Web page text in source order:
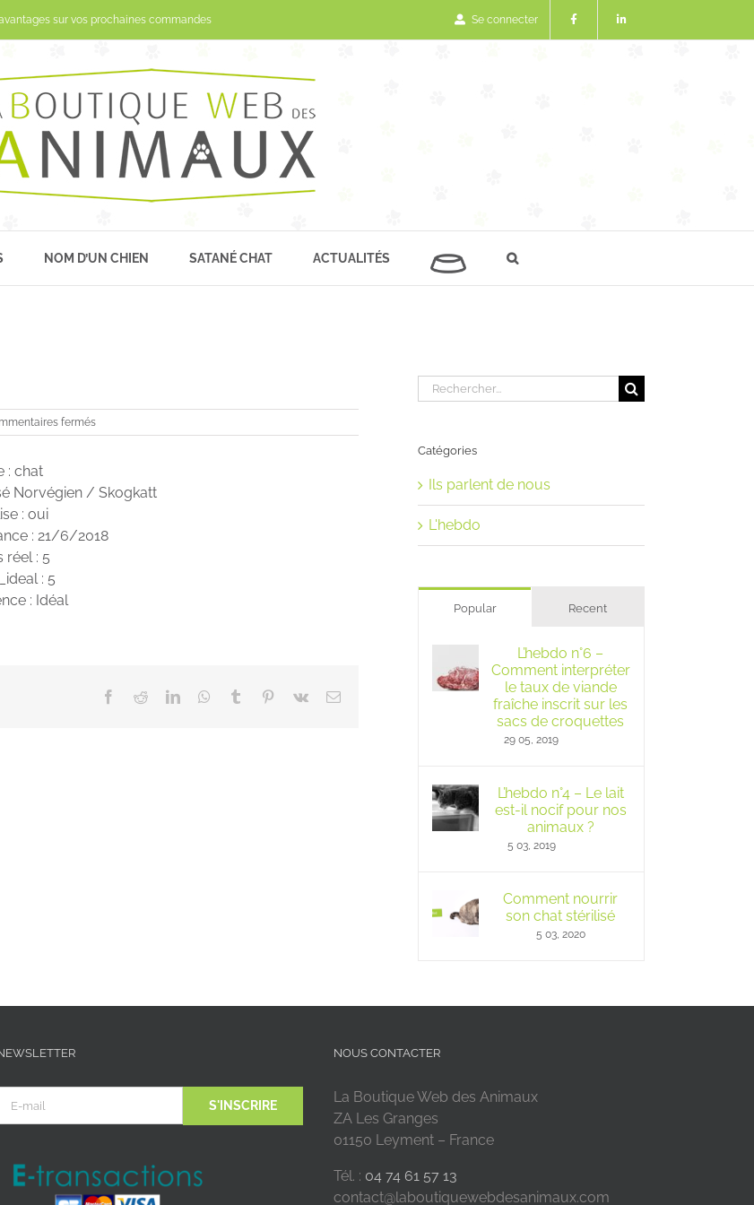
sur vos prochaines commandes Se connecter
NOM D’UN CHIEN SATANÉ CHAT ACTUALITÉS
ferméssur
Néo
: chat
Norvégien / Skogkatt
: oui
: 21/6/2018
réel : 5
: 5
: Idéal
Facebook
RedditLinkedInWhatsApp
Tumblr Pinterest
Vk Email
Rechercher:
Catégories
Ils parlent de nous
L'hebdo
Popular Recent
L’hebdo n°6 –
Comment interpréter
le taux de viande
fraîche inscrit sur les
sacs de croquettes
29 05, 2019
L’hebdo n°4 – Le lait
est-il nocif pour nos
animaux ?
5 03, 2019
Comment nourrir
son chat stérilisé
5 03, 2020
NOUS CONTACTER
La Boutique Web des Animaux
ZA Les Granges
01150 Leyment – France
Tél. : 04 74 61 57 13
contact@laboutiquewebdesanimaux.com